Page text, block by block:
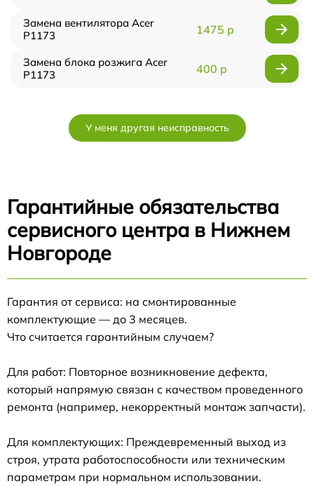
Замена вентилятора Acer
P1173
1475 р
Замена блока розжига Acer
P1173
400 р
У меня другая неисправность
Гарантийные обязательства
сервисного центра в Нижнем
Новгороде
Гарантия от сервиса: на смонтированные
комплектующие — до 3 месяцев.
Что считается гарантийным случаем?
Для работ: Повторное возникновение дефекта,
который напрямую связан с качеством проведенного
ремонта (например, некорректный монтаж запчасти).
Для комплектующих: Преждевременный выход из
строя, утрата работоспособности или техническим
параметрам при нормальном использовании.